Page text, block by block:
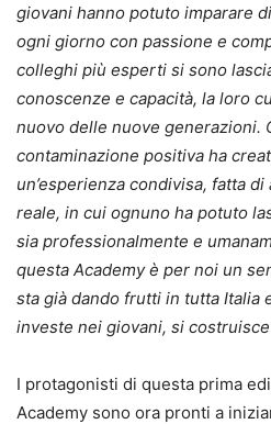
giovani hanno potuto imparare
ogni giorno con passione e
colleghi più esperti si sono
conoscenze e capacità, la loro
nuovo delle nuove generazioni.
contaminazione positiva ha
un’esperienza condivisa, fatta
reale, in cui ognuno ha potuto
sia professionalmente e
questa Academy è per noi un
sta già dando frutti in tutta Italia
investe nei giovani, si
I protagonisti di questa prima
Academy sono ora pronti a